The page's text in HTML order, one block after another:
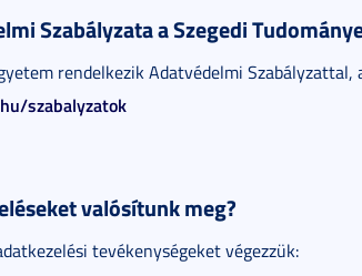
Szabályzata a Szegedi
rendelkezik Adatvédelmi
szabalyzatok
valósítunk meg?
tevékenységeket végezzük: